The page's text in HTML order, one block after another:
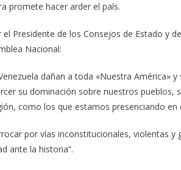
promete hacer arder el país.
Presidente de los Consejos de Estado y
Nacional:
dañan a toda «Nuestra América»
su dominación sobre nuestros pueblos,
como los que estamos presenciando en
por vías inconstitucionales, violentas y
ante la historia”.